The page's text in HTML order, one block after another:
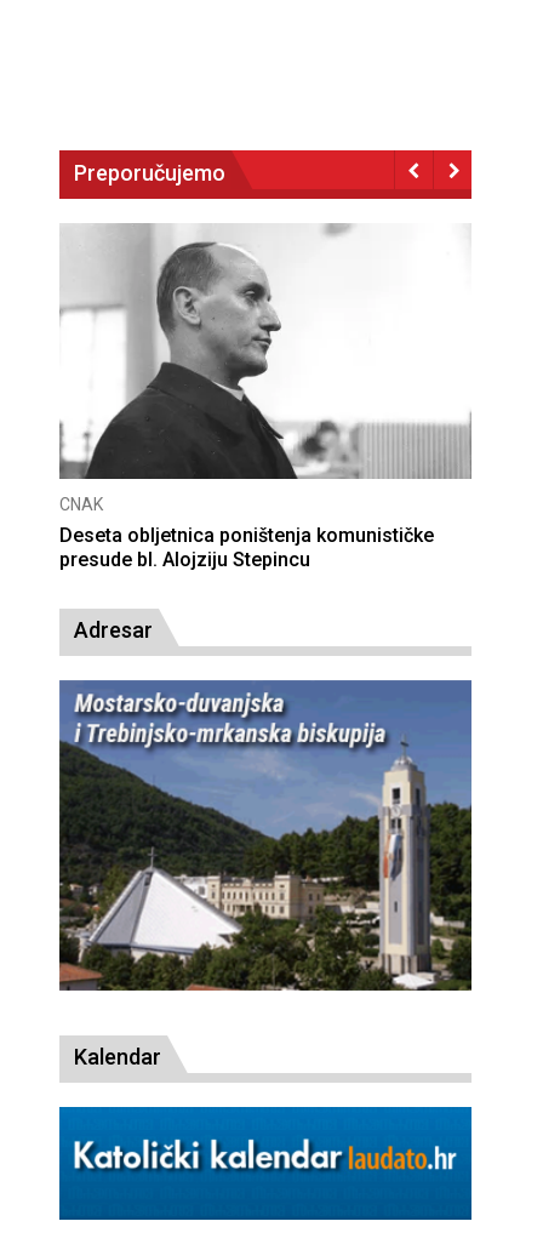
Preporučujemo
CNAK
Deseta obljetnica poništenja komunističke
presude bl. Alojziju Stepincu
Adresar
Kalendar